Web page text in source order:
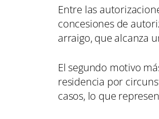
Entre las
concesiones de
arraigo, que alcanza
El segundo motivo
residencia por
casos, lo que